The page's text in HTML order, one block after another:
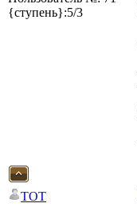
{ступень}:5/3
TOT